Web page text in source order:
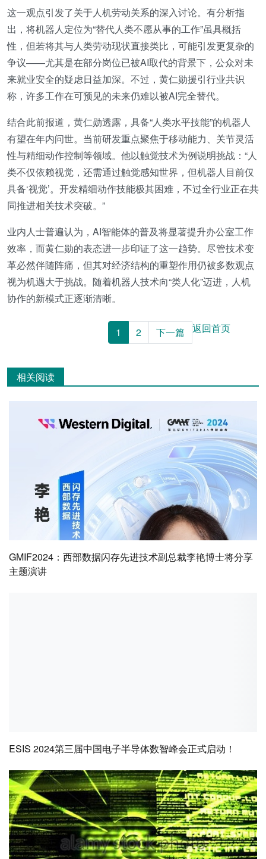
这一观点引发了关于人机劳动关系的深入讨论。有分析指
出，将机器人定位为“替代人类不愿从事的工作”虽具概括
性，但若将其与人类劳动现状直接类比，可能引发更复杂的
争议——尤其是在部分岗位已被AI取代的背景下，公众对未
来就业安全的疑虑日益加深。不过，黄仁勋援引行业共识
称，许多工作在可预见的未来仍难以被AI完全替代。
结合此前报道，黄仁勋透露，具备“人类水平技能”的机器人
有望在年内问世。当前研发重点聚焦于移动能力、关节灵活
性与精细动作控制等领域。他以触觉技术为例说明挑战：“人
类不仅依赖视觉，还需通过触觉感知世界，但机器人目前仅
具备‘视觉’。开发精细动作技能极其困难，不过全行业正在共
同推进相关技术突破。”
业内人士普遍认为，AI智能体的普及将显著提升办公室工作
效率，而黄仁勋的表态进一步印证了这一趋势。尽管技术变
革必然伴随阵痛，但其对经济结构的重塑作用仍被多数观点
视为机遇大于挑战。随着机器人技术向“类人化”迈进，人机
协作的新模式正逐渐清晰。
1 2 下一篇 返回首页
相关阅读
GMIF2024：西部数据闪存先进技术副总裁李艳博士将分享
主题演讲
ESIS 2024第三届中国电子半导体数智峰会正式启动！